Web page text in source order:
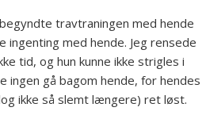
travtraningen med hende
ingenting med hende. Jeg rensede
tid, og hun kunne ikke strigles i
ingen gå bagom hende, for hendes
ikke så slemt længere) ret løst.